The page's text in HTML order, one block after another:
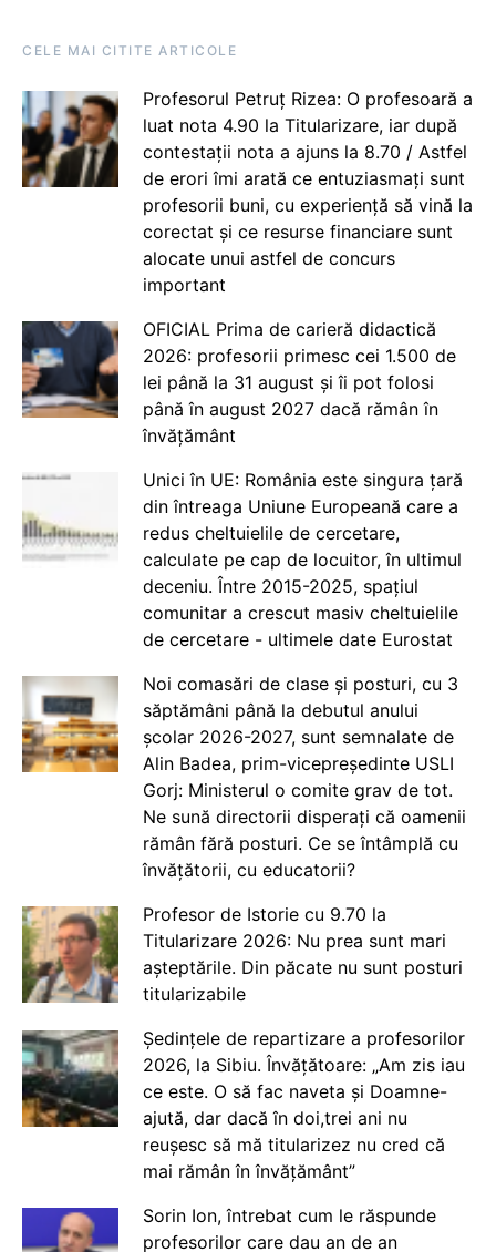
CELE MAI CITITE ARTICOLE
Profesorul Petruț Rizea: O profesoară a
luat nota 4.90 la Titularizare, iar după
contestații nota a ajuns la 8.70 / Astfel
de erori îmi arată ce entuziasmați sunt
profesorii buni, cu experiență să vină la
corectat și ce resurse financiare sunt
alocate unui astfel de concurs
important
OFICIAL Prima de carieră didactică
2026: profesorii primesc cei 1.500 de
lei până la 31 august și îi pot folosi
până în august 2027 dacă rămân în
învățământ
Unici în UE: România este singura țară
din întreaga Uniune Europeană care a
redus cheltuielile de cercetare,
calculate pe cap de locuitor, în ultimul
deceniu. Între 2015-2025, spațiul
comunitar a crescut masiv cheltuielile
de cercetare - ultimele date Eurostat
Noi comasări de clase și posturi, cu 3
săptămâni până la debutul anului
școlar 2026-2027, sunt semnalate de
Alin Badea, prim-vicepreședinte USLI
Gorj: Ministerul o comite grav de tot.
Ne sună directorii disperați că oamenii
rămân fără posturi. Ce se întâmplă cu
învățătorii, cu educatorii?
Profesor de Istorie cu 9.70 la
Titularizare 2026: Nu prea sunt mari
așteptările. Din păcate nu sunt posturi
titularizabile
Ședințele de repartizare a profesorilor
2026, la Sibiu. Învățătoare: „Am zis iau
ce este. O să fac naveta și Doamne-
ajută, dar dacă în doi,trei ani nu
reușesc să mă titularizez nu cred că
mai rămân în învățământ”
Sorin Ion, întrebat cum le răspunde
profesorilor care dau an de an